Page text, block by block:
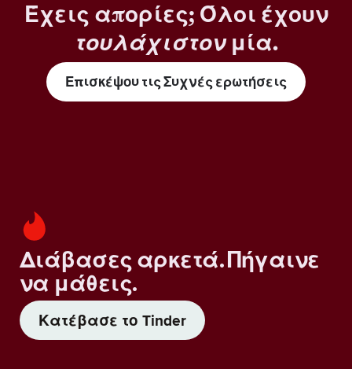
Έχεις απορίες; Όλοι έχουν
τουλάχιστονμία.
Επισκέψου τις Συχνές ερωτήσεις
Διάβασες αρκετά. Πήγαινε
να μάθεις.
Κατέβασε το Tinder